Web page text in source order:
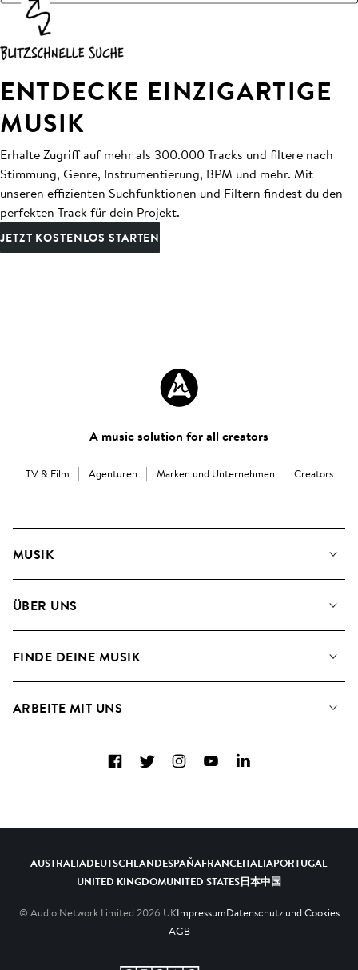
ENTDECKE EINZIGARTIGE
MUSIK
Erhalte Zugriff auf mehr als 300.000 Tracks und filtere nach
Stimmung, Genre, Instrumentierung, BPM und mehr. Mit
unseren effizienten Suchfunktionen und Filtern findest du den
perfekten Track für dein Projekt.
JETZT KOSTENLOS STARTEN
A music solution for all creators
TV & Film Agenturen Marken und Unternehmen Creators
MUSIK
Suche
ÜBER UNS
Blog
FINDE DEINE MUSIK
Kontakt
ARBEITE MIT UNS
A&R - Demo-Einsendungen
FacebookTwitterInstagramYouTubeLinkedIn
AUSTRALIADEUTSCHLANDESPAÑAFRANCEITALIAPORTUGAL
UNITED KINGDOMUNITED STATES日本中国
© Audio Network Limited 2026 UKImpressumDatenschutz und Cookies
AGB